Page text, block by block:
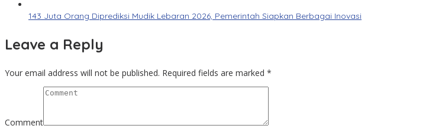
143 Juta Orang Diprediksi Mudik Lebaran 2026, Pemerintah Siapkan Berbagai Inovasi
Leave a Reply
Your email address will not be published. Required fields are marked *
Comment